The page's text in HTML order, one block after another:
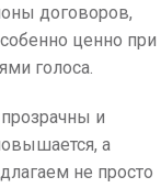
договоров,
ценно при
голоса.
и
а
не просто